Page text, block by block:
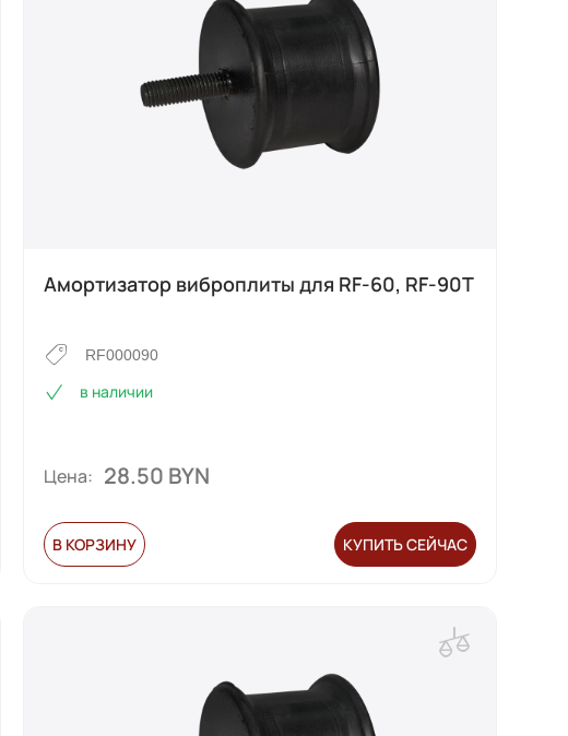
Амортизатор виброплиты для RF-60, RF-90T
RF000090
в наличии
Цена: 28.50 BYN
В КОРЗИНУ КУПИТЬ СЕЙЧАС